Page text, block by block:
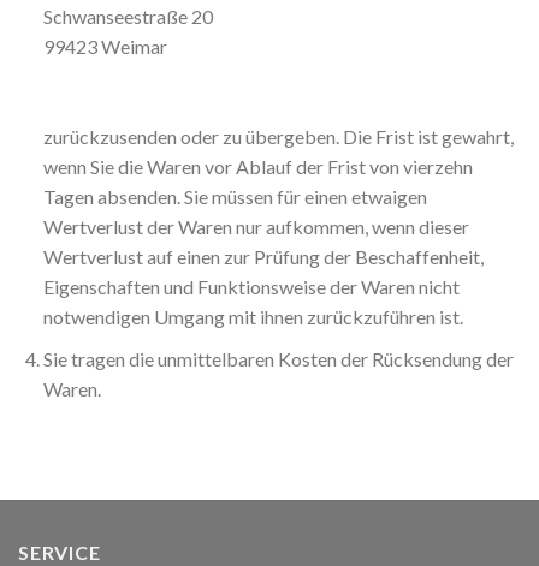
Schwanseestraße 20
99423 Weimar
zurückzusenden oder zu übergeben. Die Frist ist gewahrt,
wenn Sie die Waren vor Ablauf der Frist von vierzehn
Tagen absenden. Sie müssen für einen etwaigen
Wertverlust der Waren nur aufkommen, wenn dieser
Wertverlust auf einen zur Prüfung der Beschaffenheit,
Eigenschaften und Funktionsweise der Waren nicht
notwendigen Umgang mit ihnen zurückzuführen ist.
Sie tragen die unmittelbaren Kosten der Rücksendung der
Waren.
SERVICE